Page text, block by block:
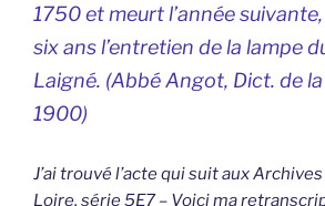
1750 et meurt l’année
six ans l’entretien de la lampe
Laigné. (Abbé Angot, Dict. de
1900)
J’ai trouvé l’acte qui suit aux
Loire, série 5E7 – Voici ma